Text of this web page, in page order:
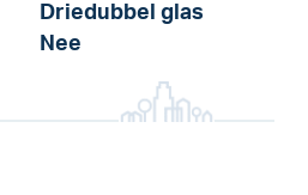
Driedubbel glas
Nee